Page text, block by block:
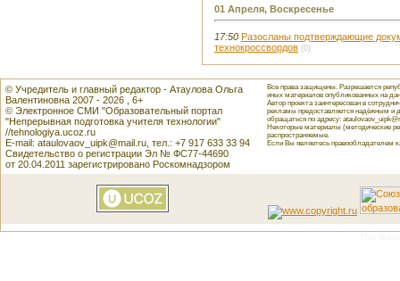
01 Апреля, Воскресенье
17:50 Разосланы подтверждающие
технокроссвордов (0)
© Учредитель и главный редактор - Атаулова Ольга
Валентиновна 2007 - 2026 , 6+
© Электронное СМИ "Образовательный портал
"Непрерывная подготовка учителя технологии"
//tehnologiya.ucoz.ru
E-mail: ataulovaov_uipk@mail.ru, тел.: +7 917 633 33 94
Свидетельство о регистрации Эл № ФС77-44690
от 20.04.2011 зарегистрировано Роскомнадзором
Все права защищены. Разрешается
иных материалов опубликованных на
Автор проекта заинтересован в
рекламы предоставляется надёжным и
обращаться по адресу:
Некоторые материалы (методические
распространяемые.
Если Вы являетесь правообладателем